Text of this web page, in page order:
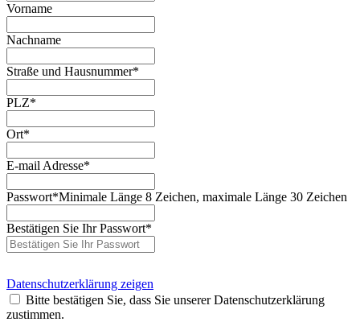
Vorname
Nachname
Straße und Hausnummer*
PLZ*
Ort*
E-mail Adresse*
Passwort*Minimale Länge 8 Zeichen, maximale Länge 30 Zeichen
Bestätigen Sie Ihr Passwort*
Datenschutzerklärung zeigen
Bitte bestätigen Sie, dass Sie unserer Datenschutzerklärung
zustimmen.